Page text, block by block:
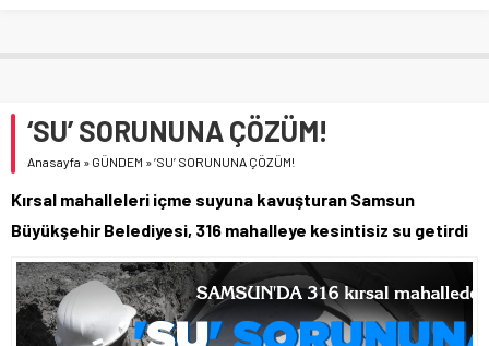
‘SU’ SORUNUNA ÇÖZÜM!
Anasayfa » GÜNDEM »‘SU’ SORUNUNA ÇÖZÜM!
Kırsal mahalleleri içme suyuna kavuşturan Samsun
Büyükşehir Belediyesi, 316 mahalleye kesintisiz su getirdi